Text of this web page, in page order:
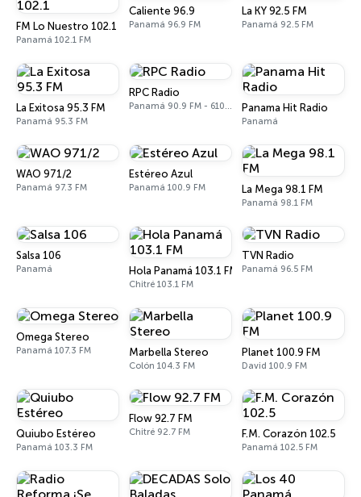
FM Lo Nuestro 102.1
Panamá 102.1 FM
Caliente 96.9
Panamá 96.9 FM
La KY 92.5 FM
Panamá 92.5 FM
La Exitosa 95.3 FM
Panamá 95.3 FM
RPC Radio
Panamá 90.9 FM - 610 AM Panama Hit Radio
Panamá
WAO 971/2
Panamá 97.3 FM
Estéreo Azul
Panamá 100.9 FM La Mega 98.1 FM
Panamá 98.1 FM
Salsa 106
Panamá Hola Panamá 103.1 FM
Chitré 103.1 FM
TVN Radio
Panamá 96.5 FM
Omega Stereo
Panamá 107.3 FM Marbella Stereo
Colón 104.3 FM
Planet 100.9 FM
David 100.9 FM
Quiubo Estéreo
Panamá 103.3 FM
Flow 92.7 FM
Chitré 92.7 FM F.M. Corazón 102.5
Panamá 102.5 FM